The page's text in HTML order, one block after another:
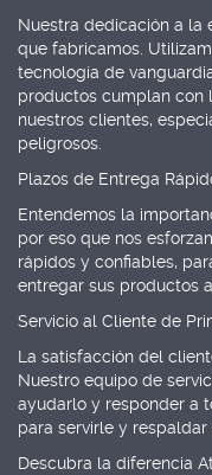
Nuestra dedicación a la
que fabricamos.
tecnología de
productos cumplan con
nuestros clientes,
peligrosos.
Plazos de Entrega
Entendemos la
por eso que nos
rápidos y confiables,
entregar sus productos
Servicio al Cliente de
La satisfacción del
Nuestro equipo de
ayudarlo y responder a
para servirle y respaldar
Descubra la diferencia